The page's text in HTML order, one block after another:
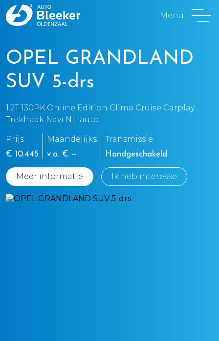
Menu
OPEL GRANDLAND
SUV 5-drs
1.2T 130PK Online Edition Clima Cruise Carplay
Trekhaak Navi NL-auto!
Prijs
€ 10.445
Maandelijks
v.a. € --
Transmissie
Handgeschakeld
Meer informatie Ik heb interesse